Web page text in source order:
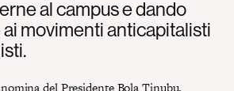
al campus e dando
movimenti anticapitalisti
del Presidente Bola Tinubu,